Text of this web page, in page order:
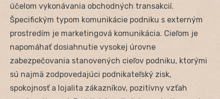
účelom vykonávania obchodných transakcií.
Špecifickým typom komunikácie podniku s externým
prostredím je marketingová komunikácia. Cieľom je
napomáhať dosiahnutie vysokej úrovne
zabezpečovania stanovených cieľov podniku, ktorými
sú najmä zodpovedajúci podnikateľský zisk,
spokojnosť a lojalita zákazníkov, pozitívny vzťah